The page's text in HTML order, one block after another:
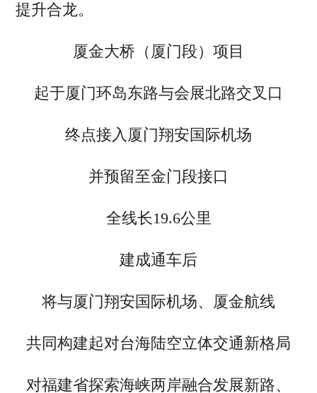
提升合龙。
厦金大桥（厦门段）项目
起于厦门环岛东路与会展北路交叉口
终点接入厦门翔安国际机场
并预留至金门段接口
全线长19.6公里
建成通车后
将与厦门翔安国际机场、厦金航线
共同构建起对台海陆空立体交通新格局
对福建省探索海峡两岸融合发展新路、